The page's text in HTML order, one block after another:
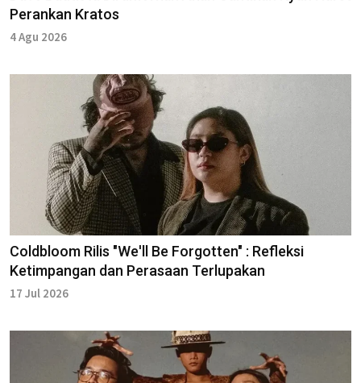
Perankan Kratos
4 Agu 2026
Coldbloom Rilis "We'll Be Forgotten" : Refleksi
Ketimpangan dan Perasaan Terlupakan
17 Jul 2026